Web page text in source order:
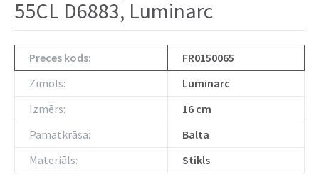
55CL D6883, Luminarc
Preces kods:
FR0150065
Zīmols:
Luminarc
Izmērs:
16 cm
Pamatkrāsa:
Balta
Materiāls:
Stikls